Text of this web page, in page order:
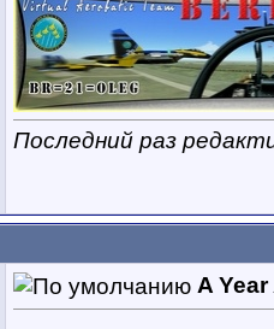
Последний раз
A